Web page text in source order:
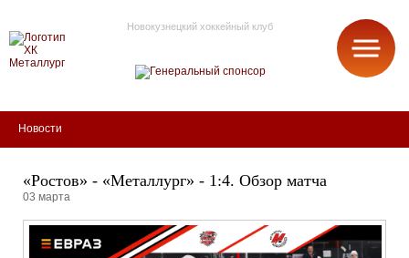
Новокузнецкий хоккейный клуб
Новости
«Ростов» - «Металлург» - 1:4. Обзор матча
03 марта